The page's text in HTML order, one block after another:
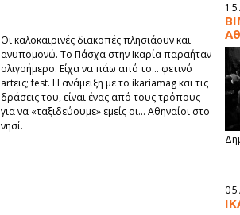
Οι καλοκαιρινές διακοπές πλησιάουν και
ανυπομονώ. Το Πάσχα στην Ικαρία παραήταν
ολιγοήμερο. Είχα να πάω από το... φετινό
artεις; fest. Η ανάμειξη με το ikariamag και τις
δράσεις του, είναι ένας από τους τρόπους
για να «ταξιδεύουμε» εμείς οι... Αθηναίοι στο
νησί.